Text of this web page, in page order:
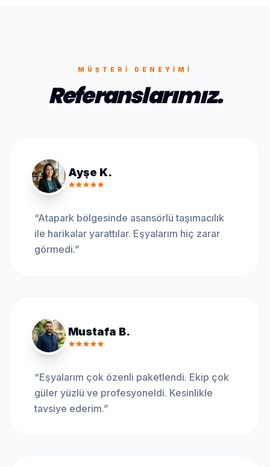
MÜŞTERI DENEYIMI
Referanslarımız.
Ayşe K.
“Atapark bölgesinde asansörlü taşımacılık
ile harikalar yarattılar. Eşyalarım hiç zarar
görmedi.”
Mustafa B.
“Eşyalarım çok özenli paketlendi. Ekip çok
güler yüzlü ve profesyoneldi. Kesinlikle
tavsiye ederim.”